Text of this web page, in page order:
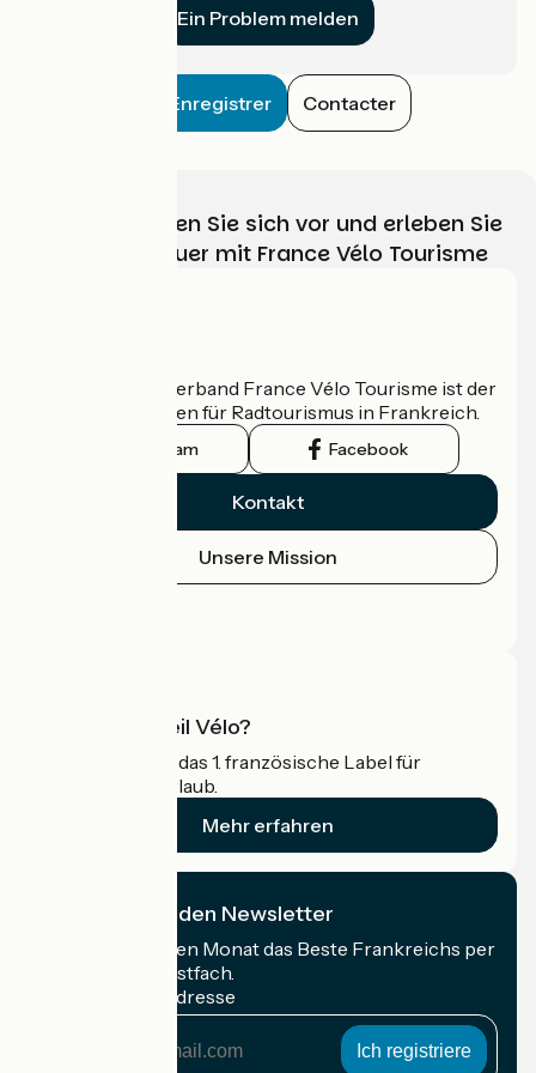
Ein Problem melden
Enregistrer Contacter
Wählen, bereiten Sie sich vor und erleben Sie
Ihr Radabenteuer mit France Vélo Tourisme
Der nationale Verband France Vélo Tourisme ist der
offizielle Leitfaden für Radtourismus in Frankreich.
Instagram Facebook
Kontakt
Unsere Mission
Was ist Accueil Vélo?
Accueil Vélo ist das 1. französische Label für
Radfahrer im Urlaub.
Mehr erfahren
Ich abonniere den Newsletter
Erhalten Sie jeden Monat das Beste Frankreichs per
Rad in Ihrem Postfach.
Meine E-Mail-Adresse